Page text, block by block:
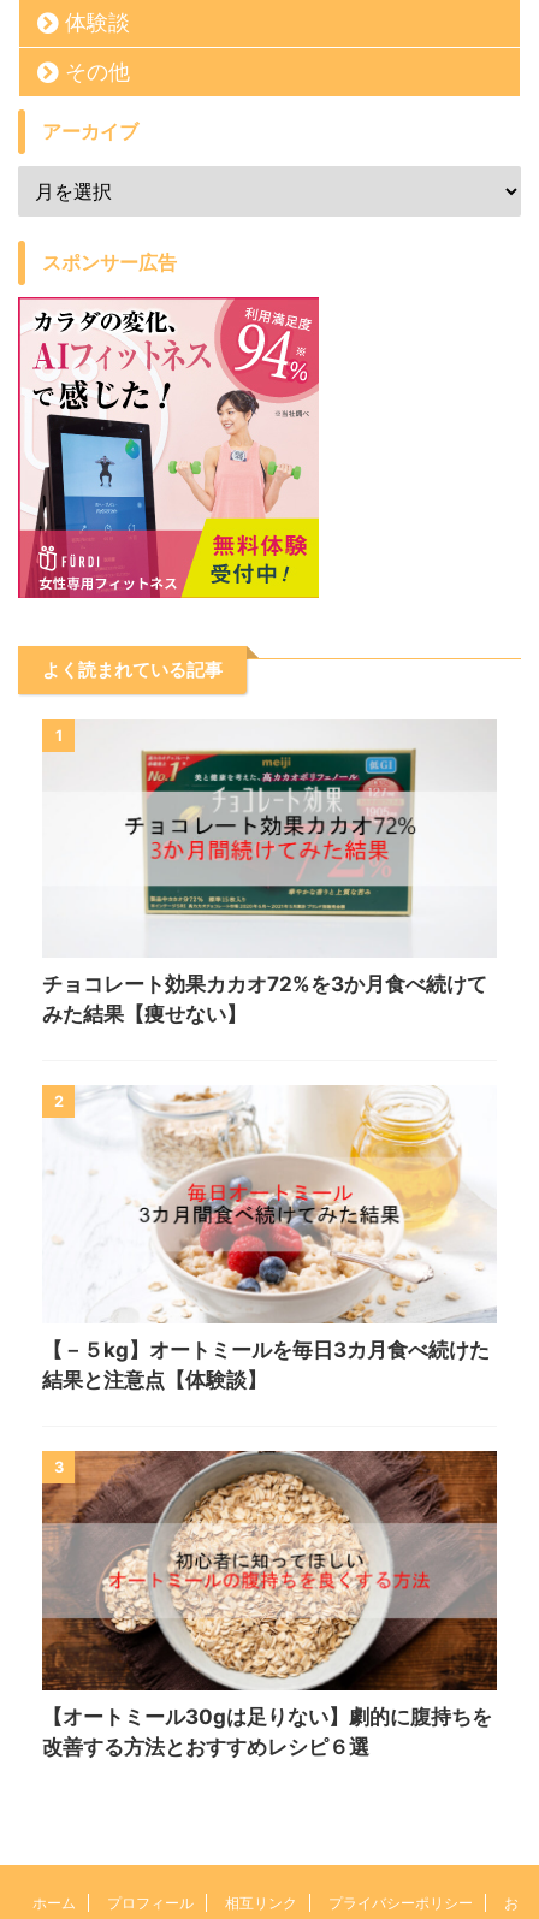
体験談
その他
アーカイブ
スポンサー広告
よく読まれている記事
1
チョコレート効果カカオ72%を3か月食べ続けて
みた結果【痩せない】
2
【－５kg】オートミールを毎日3カ月食べ続けた
結果と注意点【体験談】
3
【オートミール30gは足りない】劇的に腹持ちを
改善する方法とおすすめレシピ６選
ホーム プロフィール 相互リンク プライバシーポリシー
お